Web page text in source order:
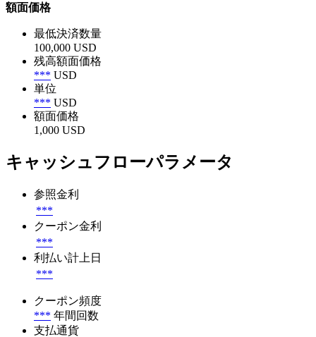
額面価格
最低決済数量
100,000 USD
残高額面価格
*** USD
単位
*** USD
額面価格
1,000 USD
キャッシュフローパラメータ
参照金利
***
クーポン金利
***
利払い計上日
***
クーポン頻度
*** 年間回数
支払通貨